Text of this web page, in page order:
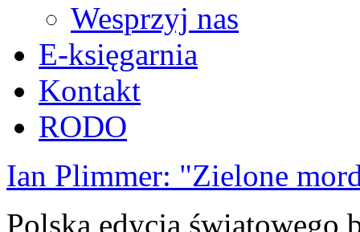
Wesprzyj nas
E-księgarnia
Kontakt
RODO
Ian Plimmer: "Zielone
Polska edycja światowego